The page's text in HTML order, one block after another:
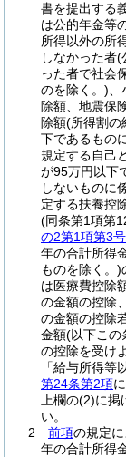
書を提出する
は公的年金等
所得以外の所
しなかった者(
った者で社会
のを除く。)
除額、地震保
除額(所得割の
下であるもの
規定する自己
が95万円以下
しないものに
定する扶養控
(同条第1項第
の2第1項第3号
年の合計所得
ものを除く。)
は医療費控除
の金額の控除
の金額の控除
金額(以下この
の控除を受け
「給与所得
第24条第2項
上欄の(2)に掲
い。
2
前項の規定
年の合計所得